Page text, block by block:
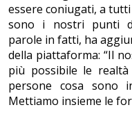
essere coniugati, a tutti
sono i nostri punti
parole in fatti, ha
della piattaforma: “Il
più possibile le
persone cosa sono
Mettiamo insieme le